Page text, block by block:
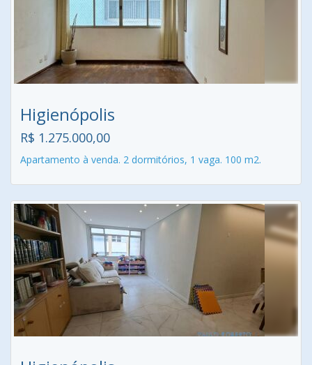
Higienópolis
R$ 1.275.000,00
Apartamento à venda. 2 dormitórios, 1 vaga. 100 m2.